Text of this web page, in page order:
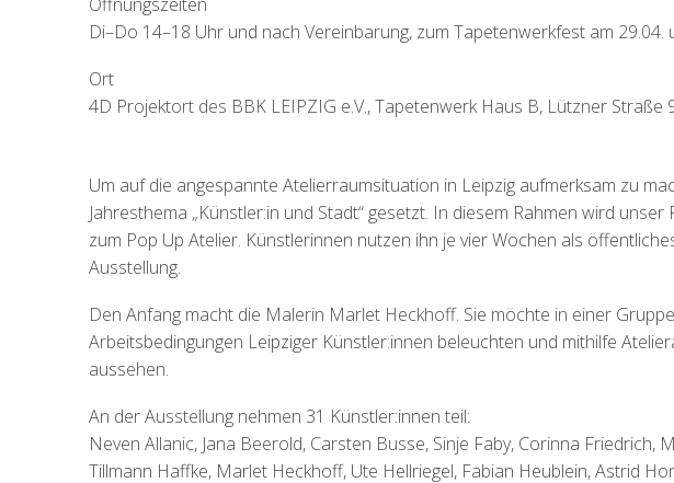
Di–Do 14–18 Uhr und nach Vereinbarung, zum Tapetenwerkfest am 29.04.
Ort
4D Projektort des BBK LEIPZIG e.V., Tapetenwerk Haus B, Lützner Straße
Um auf die angespannte Atelierraumsituation in Leipzig aufmerksam zu
Jahresthema „Künstler:in und Stadt“ gesetzt. In diesem Rahmen wird
zum Pop Up Atelier. Künstlerinnen nutzen ihn je vier Wochen als
Ausstellung.
Den Anfang macht die Malerin Marlet Heckhoff. Sie möchte in einer
Arbeitsbedingungen Leipziger Künstler:innen beleuchten und mithilfe
aussehen.
An der Ausstellung nehmen 31 Künstler:innen teil:
Neven Allanic, Jana Beerold, Carsten Busse, Sinje Faby, Corinna Friedrich,
Tillmann Haffke, Marlet Heckhoff, Ute Hellriegel, Fabian Heublein, Astrid